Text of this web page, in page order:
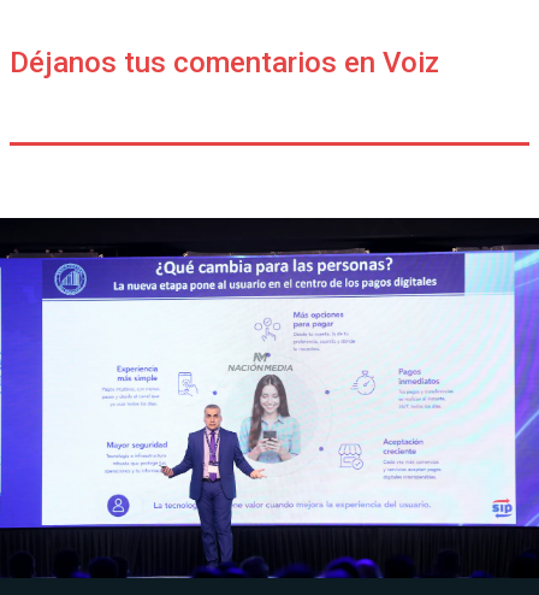
Déjanos tus comentarios en Voiz